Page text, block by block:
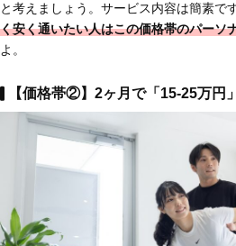
と考えましょう。サービス内容は簡素で
く安く通いたい人はこの価格帯のパーソ
よ。
【価格帯②】2ヶ月で「15-25万円」